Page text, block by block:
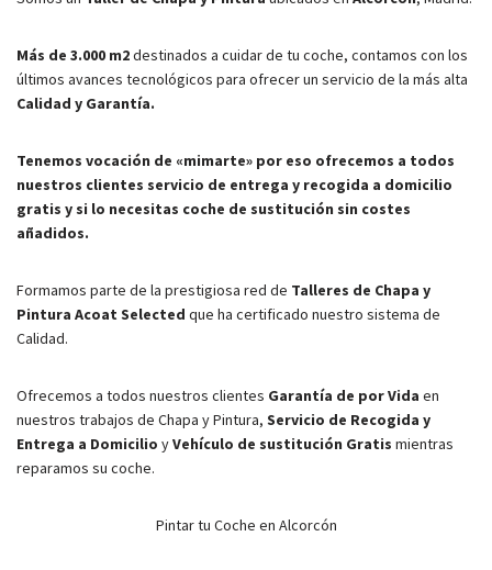
Más de 3.000 m2destinados a cuidar de tu coche, contamos con los
últimos avances tecnológicos para ofrecer un servicio de la más alta
Calidad y Garantía.
Tenemos vocación de «mimarte» por eso ofrecemos a todos
nuestros clientes servicio de entrega y recogida a domicilio
gratis y si lo necesitas coche de sustitución sin costes
añadidos.
Formamos parte de la prestigiosa red de Talleres de Chapa y
Pintura Acoat Selected que ha certificado nuestro sistema de
Calidad.
Ofrecemos a todos nuestros clientes Garantía de por Vida en
nuestros trabajos de Chapa y Pintura, Servicio de Recogida y
Entrega a Domicilio yVehículo de sustitución Gratis mientras
reparamos su coche.
Pintar tu Coche en Alcorcón